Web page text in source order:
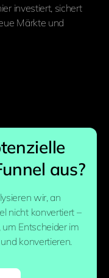
investiert, sichert
Märkte und
aus?
wir, an
nicht konvertiert –
Entscheider im
konvertieren.